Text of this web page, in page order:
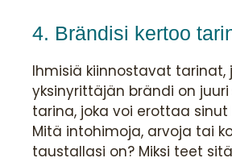
4. Brändisi kertoo
Ihmisiä kiinnostavat tarinat,
yksinyrittäjän brändi on
tarina, joka voi erottaa sinut
Mitä intohimoja, arvoja tai
taustallasi on? Miksi teet